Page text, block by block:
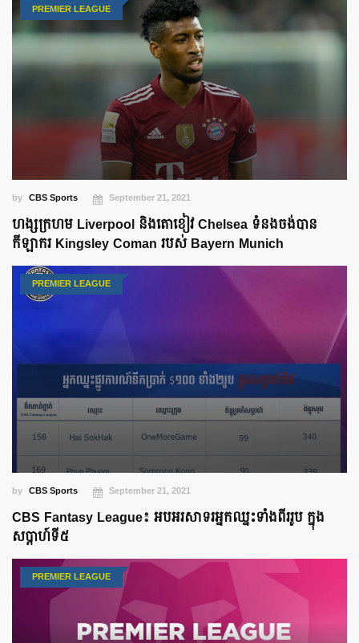
PREMIER LEAGUE
by CBS Sports September 21, 2021
ហង្សក្រហម Liverpool និងតោខៀវ Chelsea ទំនងចង់បាន
កីឡាករ Kingsley Coman របស់ Bayern Munich
PREMIER LEAGUE
by CBS Sports September 21, 2021
CBS Fantasy League៖ អបអរសាទរអ្នកឈ្នះទាំងពីររូប ក្នុង
សប្ដាហ៍ទី៥
PREMIER LEAGUE